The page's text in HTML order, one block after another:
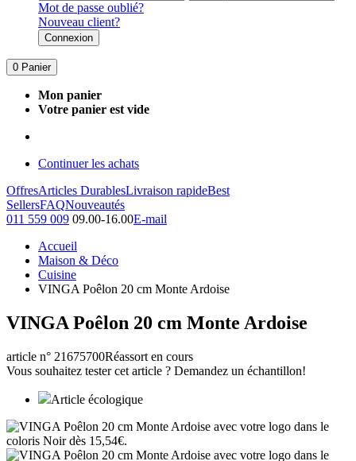
Mot de passe oublié?
Nouveau client?
Connexion
0 Panier
Mon panier
Votre panier est vide
Continuer les achats
OffresArticles DurablesLivraison rapideBest
SellersFAQNouveautés
011 559 009 09.00-16.00E-mail
Accueil
Maison & Déco
Cuisine
VINGA Poêlon 20 cm Monte Ardoise
VINGA Poêlon 20 cm Monte Ardoise
article n° 21675700Réassort en cours
Vous souhaitez tester cet article ? Demandez un échantillon!
Article écologique